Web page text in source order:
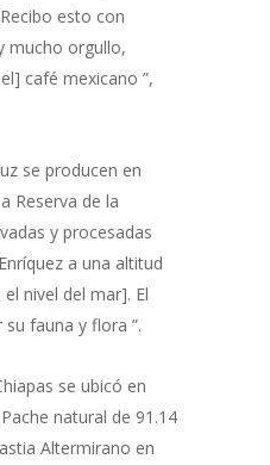
esto con
mucho orgullo,
café mexicano ”,
se producen en
Reserva de la
y procesadas
a una altitud
nivel del mar]. El
fauna y flora ”.
se ubicó en
natural de 91.14
Altermirano en